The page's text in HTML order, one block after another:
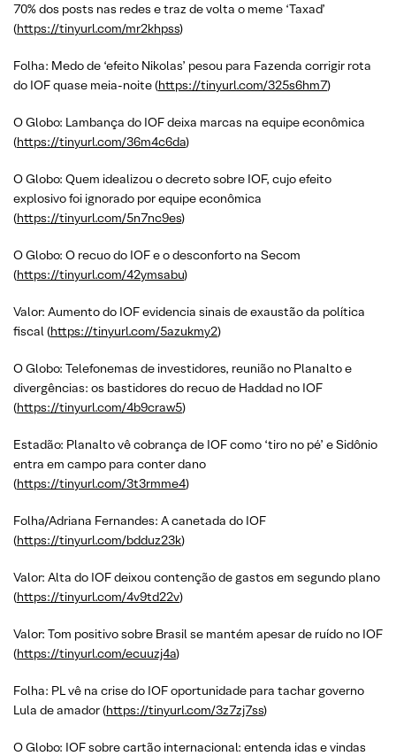
70% dos posts nas redes e traz de volta o meme ‘Taxad’
(https://tinyurl.com/mr2khpss)
Folha: Medo de ‘efeito Nikolas’ pesou para Fazenda corrigir rota
do IOF quase meia-noite (https://tinyurl.com/325s6hm7)
O Globo: Lambança do IOF deixa marcas na equipe econômica
(https://tinyurl.com/36m4c6da)
O Globo: Quem idealizou o decreto sobre IOF, cujo efeito
explosivo foi ignorado por equipe econômica
(https://tinyurl.com/5n7nc9es)
O Globo: O recuo do IOF e o desconforto na Secom
(https://tinyurl.com/42ymsabu)
Valor: Aumento do IOF evidencia sinais de exaustão da política
fiscal (https://tinyurl.com/5azukmy2)
O Globo: Telefonemas de investidores, reunião no Planalto e
divergências: os bastidores do recuo de Haddad no IOF
(https://tinyurl.com/4b9craw5)
Estadão: Planalto vê cobrança de IOF como ‘tiro no pé’ e Sidônio
entra em campo para conter dano
(https://tinyurl.com/3t3rmme4)
Folha/Adriana Fernandes: A canetada do IOF
(https://tinyurl.com/bdduz23k)
Valor: Alta do IOF deixou contenção de gastos em segundo plano
(https://tinyurl.com/4v9td22v)
Valor: Tom positivo sobre Brasil se mantém apesar de ruído no IOF
(https://tinyurl.com/ecuuzj4a)
Folha: PL vê na crise do IOF oportunidade para tachar governo
Lula de amador (https://tinyurl.com/3z7zj7ss)
O Globo: IOF sobre cartão internacional: entenda idas e vindas